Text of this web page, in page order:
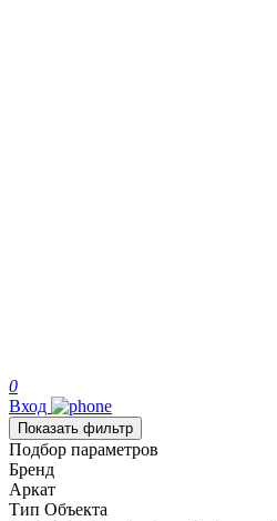
0
Вход
Показать фильтр
Подбор параметров
Бренд
Аркат
Тип Объекта